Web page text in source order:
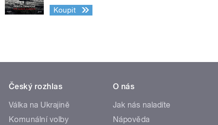
Koupit
Český rozhlas
Válka na Ukrajině
Komunální volby
O nás
Jak nás naladíte
Nápověda